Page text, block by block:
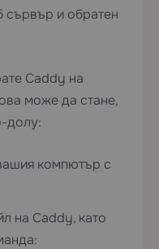
сървър и обратен
Caddy на
може да стане,
долу:
компютър с
на Caddy, като